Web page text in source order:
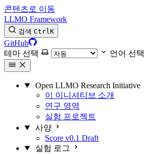
콘텐츠로 이동
LLMO Framework
검색 CtrlK
GitHub
테마 선택
언어 선택
Open LLMO Research Initiative
이 이니셔티브 소개
연구 영역
실험 프로젝트
사양
Score v0.1 Draft
실험 로그